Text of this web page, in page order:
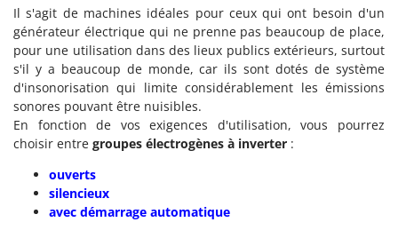
Il s'agit de machines idéales pour ceux qui ont besoin d'un
générateur électrique qui ne prenne pas beaucoup de place,
pour une utilisation dans des lieux publics extérieurs, surtout
s'il y a beaucoup de monde, car ils sont dotés de système
d'insonorisation qui limite considérablement les émissions
sonores pouvant être nuisibles.
En fonction de vos exigences d'utilisation, vous pourrez
choisir entre groupes électrogènes à inverter :
ouverts
silencieux
avec démarrage automatique